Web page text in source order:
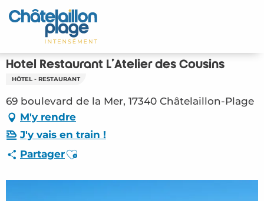
Aller
au
principal
Accueil
Découvrir
Activités
A vivre
Rendez-vous
Hotel Restaurant L'Atelier des Cousins
HÔTEL - RESTAURANT
69 boulevard de la Mer, 17340 Châtelaillon-Plage
M'y rendre
J'y vais en train !
PartagerAjouter aux favoris